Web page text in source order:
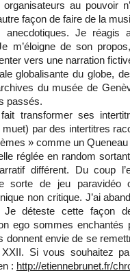
au pouvoir
façon de faire de la
anecdotiques. Je réagis
m’éloigne de son
vers une narration
globalisante du globe,
du musée de
passés.
transformer ses
muet) par des intertitres
» comme un Queneau
réglée en random
différent. Du coup
sorte de jeu paravidéo
non critique. J’ai
Je déteste cette façon
ego sommes
envie de se
Si vous souhaitez
: http://etiennebrunet.fr/